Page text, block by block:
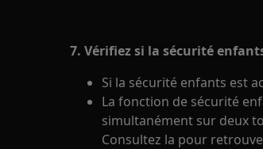
7. Vérifiez si la sécurité
Si la sécurité enfants est
La fonction de sécurité
simultanément sur deux
Consultez la pour